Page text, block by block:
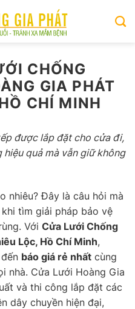
CHỐNG
GIA PHÁT
CHÍ MINH
được lắp đặt cho cửa đi,
quả mà vẫn giữ không
nhiêu? Đây là câu hỏi mà
tìm giải pháp bảo vệ
Với Cửa Lưới Chống
Lộc, Hồ Chí Minh,
báo giá rẻ nhất cùng
nhà. Cửa Lưới Hoàng Gia
và thi công lắp đặt các
dây chuyền hiện đại,